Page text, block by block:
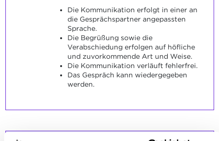
Die Kommunikation erfolgt in einer an
die Gesprächspartner angepassten
Sprache.
Die Begrüßung sowie die
Verabschiedung erfolgen auf höfliche
und zuvorkommende Art und Weise.
Die Kommunikation verläuft fehlerfrei.
Das Gespräch kann wiedergegeben
werden.